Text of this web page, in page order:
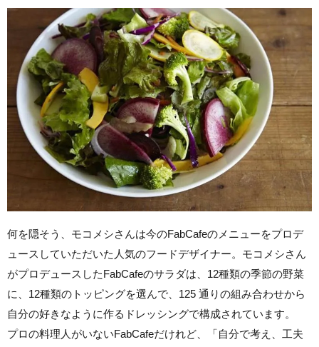
何を隠そう、モコメシさんは今のFabCafeのメニューをプロデ
ュースしていただいた人気のフードデザイナー。モコメシさん
がプロデュースしたFabCafeのサラダは、12種類の季節の野菜
に、12種類のトッピングを選んで、125 通りの組み合わせから
自分の好きなように作るドレッシングで構成されています。
プロの料理人がいないFabCafeだけれど、「自分で考え、工夫